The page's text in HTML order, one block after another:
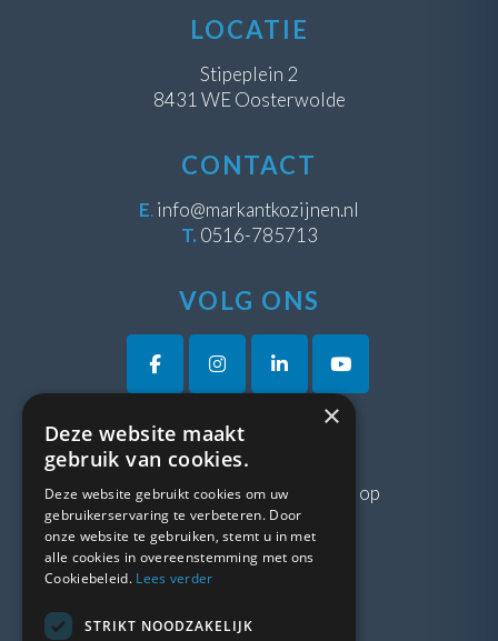
LOCATIE
Stipeplein 2
8431 WE Oosterwolde
CONTACT
E.info@markantkozijnen.nl
T. 0516-785713
VOLG ONS
VRAGEN?
Neem gerustcontactmet ons op
LINKS
Blogs
×
Deze website maakt
gebruik van cookies.
Deze website gebruikt cookies om uw
gebruikerservaring te verbeteren. Door
onze website te gebruiken, stemt u in met
alle cookies in overeenstemming met ons
Cookiebeleid. Lees verder
STRIKT NOODZAKELIJK